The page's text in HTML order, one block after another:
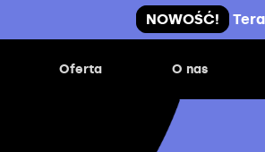
NOWOŚĆ!
Oferta O nas